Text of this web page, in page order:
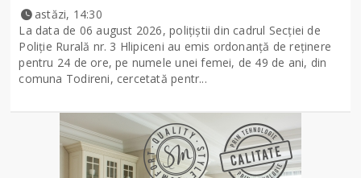
astăzi, 14:30
La data de 06 august 2026, polițiștii din cadrul Secției de
Poliție Rurală nr. 3 Hlipiceni au emis ordonanță de reținere
pentru 24 de ore, pe numele unei femei, de 49 de ani, din
comuna Todireni, cercetată pentr...